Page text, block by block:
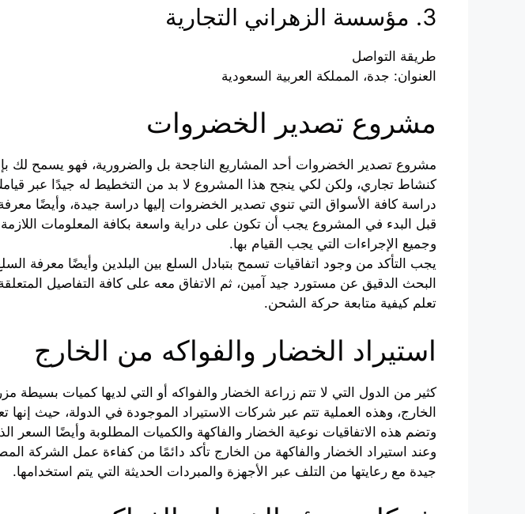
3. مؤسسة الزهراني التجارية
طريقة التواصل
العنوان: جدة، المملكة العربية السعودية
مشروع تصدير الخضروات
مشروع تصدير الخضروات أحد المشاريع الناجحة بل والضرورية، فهو يسمح لك
كنشاط تجاري، ولكن لكي ينجح هذا المشروع لا بد من التخطيط له جيدًا عبر
دراسة كافة الأسواق التي تنوي تصدير الخضروات إليها دراسة جيدة، وأيضًا
قبل البدء في المشروع يجب أن تكون على دراية واسعة بكافة المعلومات
وجميع الإجراءات التي يجب القيام بها.
يجب التأكد من وجود اتفاقيات تسمح بتبادل السلع بين البلدين وأيضًا معرفة
البحث الدقيق عن مستورد جيد آمين، ثم الاتفاق معه على كافة التفاصيل
تعلم كيفية متابعة حركة الشحن.
استيراد الخضار والفواكه من الخارج
كثير من الدول التي لا تتم زراعة الخضار والفواكه أو التي لديها كميات بسيطة
الخارج، وهذه العملية تتم عبر شركات الاستيراد الموجودة في الدولة، حيث
وتضم هذه الاتفاقيات نوعية الخضار والفاكهة والكميات المطلوبة وأيضًا السعر
وعند استيراد الخضار والفاكهة من الخارج تأكد دائمًا من كفاءة عمل الشركة
جيدة مع رعايتها من التلف عبر الأجهزة والمبردات الحديثة التي يتم استخدامها.